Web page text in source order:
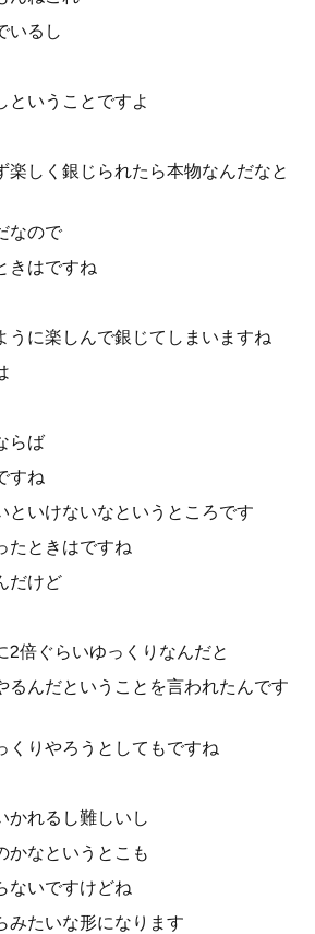
いるし
ということですよ
楽しく銀じられたら本物なんだなと
なので
きはですね
うに楽しんで銀じてしまいますね
らば
すね
といけないなというところです
たときはですね
だけど
2倍ぐらいゆっくりなんだと
るんだということを言われたんです
くりやろうとしてもですね
かれるし難しいし
かなというとこも
ないですけどね
みたいな形になります